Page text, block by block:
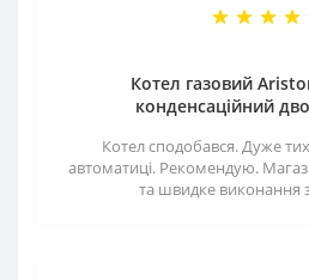
Котел газовий
конденсаційний
Котел сподобався. Дуже
автоматиці. Рекомендую.
та швидке виконання